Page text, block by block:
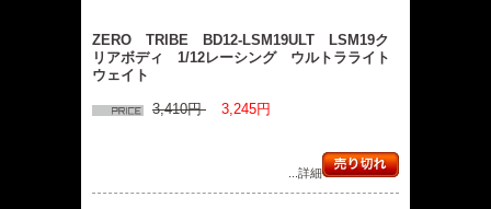
ZERO TRIBE BD12-LSM19ULT LSM19ク
リアボディ 1/12レーシング ウルトラライト
ウェイト
3,410円 3,245円
...詳細